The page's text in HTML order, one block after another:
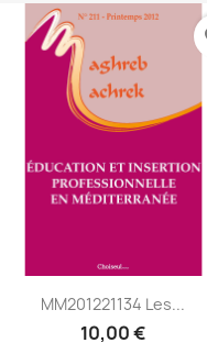
Aperçu rapide
MM201221134 Les...
10,00 €